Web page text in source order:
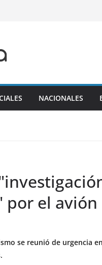
NACIONALES
por el
se reunió de urgencia